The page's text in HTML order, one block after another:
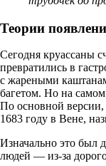
Теории
Сегодня круассаны
превратились в
с жареными
багетом. Но на
По основной версии,
1683 году в Вене,
Изначально это был
людей — из-за